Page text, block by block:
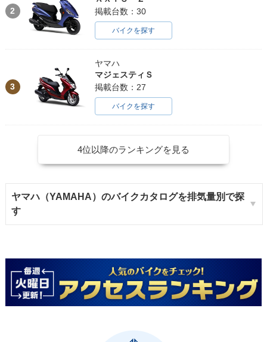
2
掲載台数：30
バイクを探す
3
ヤマハ
マジェスティＳ
掲載台数：27
バイクを探す
4位以降のランキングを見る
ヤマハ（YAMAHA）のバイクカタログを排気量別で探
す